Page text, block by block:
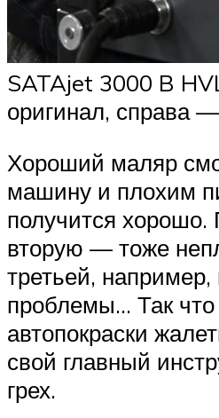
SATAjet 3000 B
оригинал, справа
Хороший маляр
машину и плохим
получится хорошо.
вторую — тоже
третьей, например,
проблемы… Так что
автопокраски
свой главный
грех.